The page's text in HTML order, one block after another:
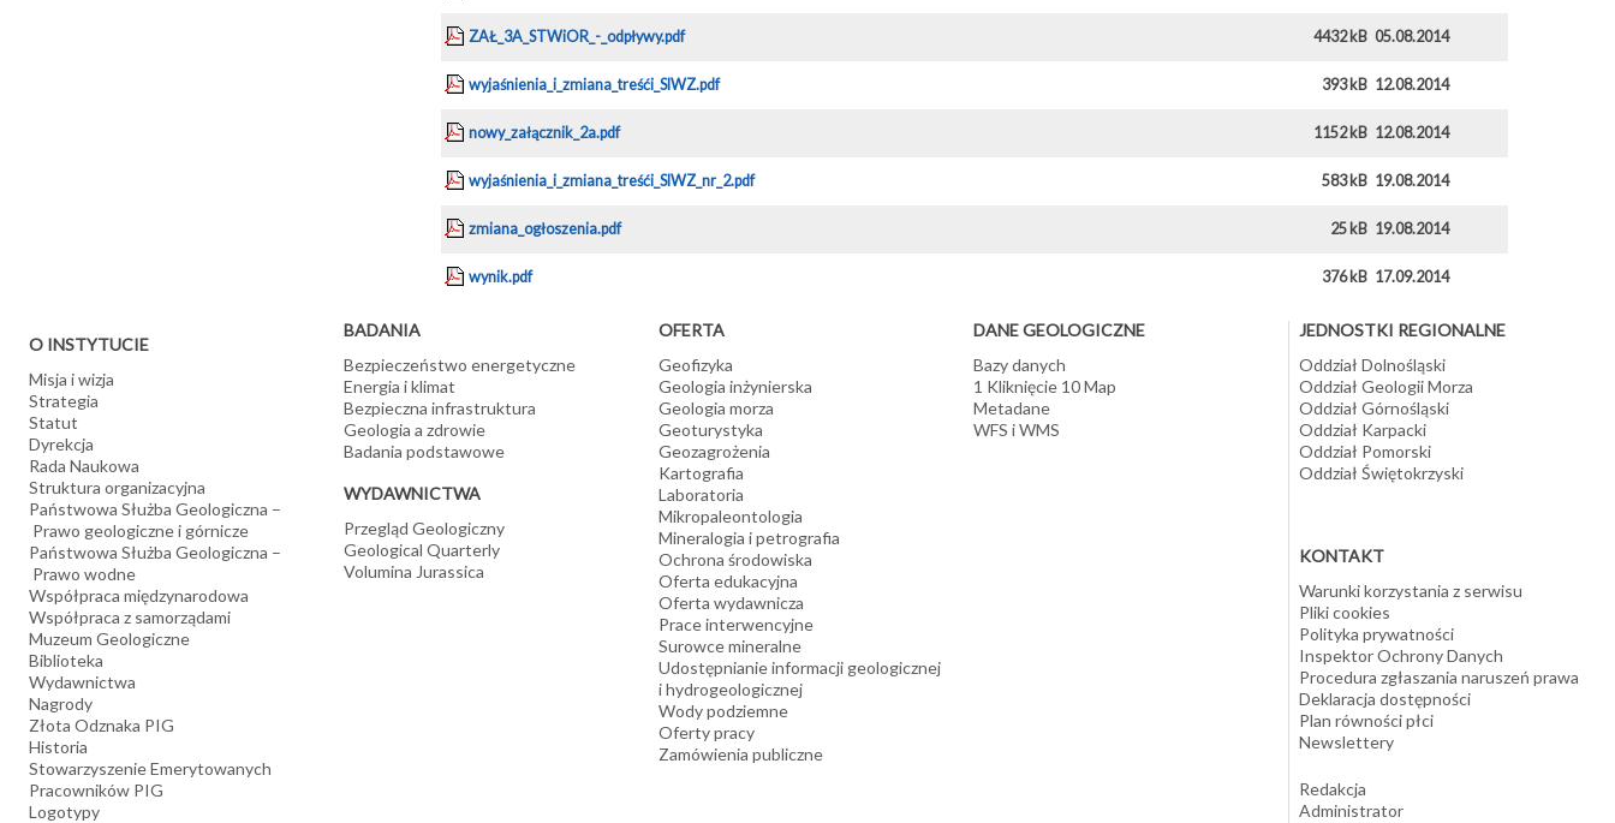
ZAŁ_3A_STWiOR_-_odpływy.pdf 4432 kB 05.08.2014
wyjaśnienia_i_zmiana_treśći_SIWZ.pdf 393 kB 12.08.2014
nowy_załącznik_2a.pdf 1152 kB 12.08.2014
wyjaśnienia_i_zmiana_treśći_SIWZ_nr_2.pdf 583 kB 19.08.2014
zmiana_ogłoszenia.pdf 25 kB 19.08.2014
wynik.pdf 376 kB 17.09.2014
O INSTYTUCIE
Misja i wizja
Strategia
Statut
Dyrekcja
Rada Naukowa
Struktura organizacyjna
Państwowa Służba Geologiczna –
Prawo geologiczne i górnicze
Państwowa Służba Geologiczna –
Prawo wodne
Współpraca międzynarodowa
Współpraca z samorządami
Muzeum Geologiczne
Biblioteka
Wydawnictwa
Nagrody
Złota Odznaka PIG
Historia
Stowarzyszenie Emerytowanych
Pracowników PIG
Logotypy
BADANIA
Bezpieczeństwo energetyczne
Energia i klimat
Bezpieczna infrastruktura
Geologia a zdrowie
Badania podstawowe
WYDAWNICTWA
Przegląd Geologiczny
Geological Quarterly
Volumina Jurassica
OFERTA
Geofizyka
Geologia inżynierska
Geologia morza
Geoturystyka
Geozagrożenia
Kartografia
Laboratoria
Mikropaleontologia
Mineralogia i petrografia
Ochrona środowiska
Oferta edukacyjna
Oferta wydawnicza
Prace interwencyjne
Surowce mineralne
Udostępnianie informacji geologicznej
i hydrogeologicznej
Wody podziemne
Oferty pracy
Zamówienia publiczne
DANE GEOLOGICZNE
Bazy danych
1 Kliknięcie 10 Map
Metadane
WFS i WMS
JEDNOSTKI REGIONALNE
Oddział Dolnośląski
Oddział Geologii Morza
Oddział Górnośląski
Oddział Karpacki
Oddział Pomorski
Oddział Świętokrzyski
KONTAKT
Warunki korzystania z serwisu
Pliki cookies
Polityka prywatności
Inspektor Ochrony Danych
Procedura zgłaszania naruszeń prawa
Deklaracja dostępności
Plan równości płci
Newslettery
Redakcja
Administrator